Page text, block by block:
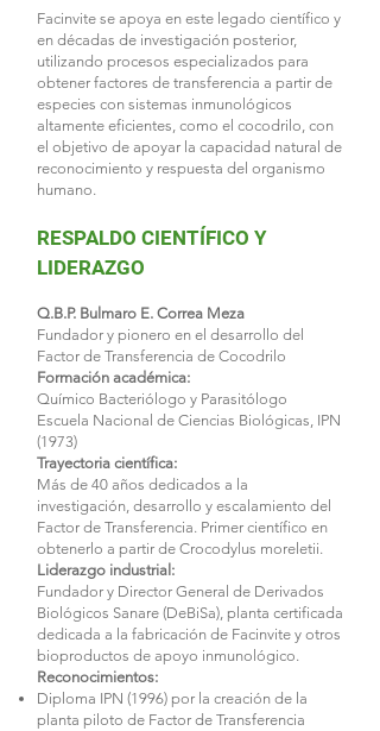
Facinvite se apoya en este legado científico y
en décadas de investigación posterior,
utilizando procesos especializados para
obtener factores de transferencia a partir de
especies con sistemas inmunológicos
altamente eficientes, como el cocodrilo, con
el objetivo de apoyar la capacidad natural de
reconocimiento y respuesta del organismo
humano.
RESPALDO CIENTÍFICO Y
LIDERAZGO
Q.B.P. Bulmaro E. Correa Meza
Fundador y pionero en el desarrollo del
Factor de Transferencia de Cocodrilo
Formación académica:
Químico Bacteriólogo y Parasitólogo
Escuela Nacional de Ciencias Biológicas, IPN
(1973)
Trayectoria científica:
Más de 40 años dedicados a la
investigación, desarrollo y escalamiento del
Factor de Transferencia. Primer científico en
obtenerlo a partir de Crocodylus moreletii.
Liderazgo industrial:
Fundador y Director General de Derivados
Biológicos Sanare (DeBiSa), planta certificada
dedicada a la fabricación de Facinvite y otros
bioproductos de apoyo inmunológico.
Reconocimientos:
Diploma IPN (1996) por la creación de la
planta piloto de Factor de Transferencia